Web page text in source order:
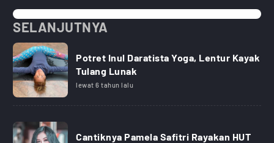
SELANJUTNYA
Potret Inul Daratista Yoga, Lentur Kayak
Tulang Lunak
lewat 6 tahun lalu
Cantiknya Pamela Safitri Rayakan HUT